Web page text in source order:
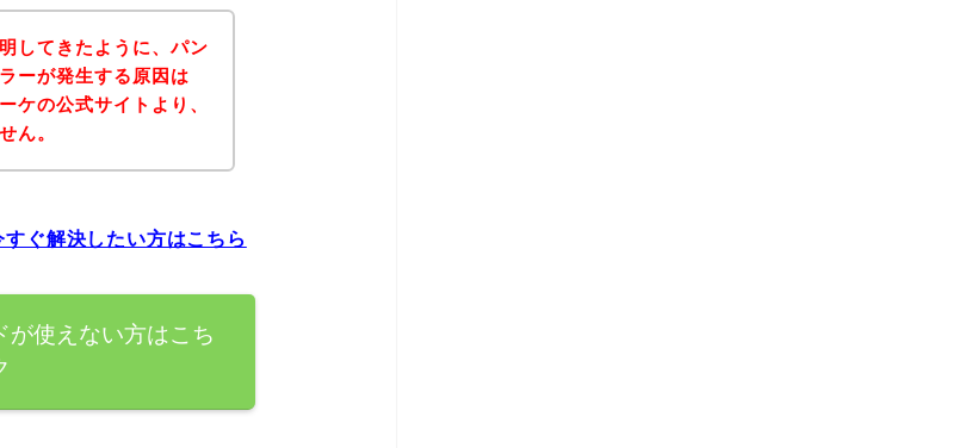
してきたように、パン
ーが発生する原因は
ケの公式サイトより、
ん。
ぐ解決したい方はこちら
が使えない方はこち